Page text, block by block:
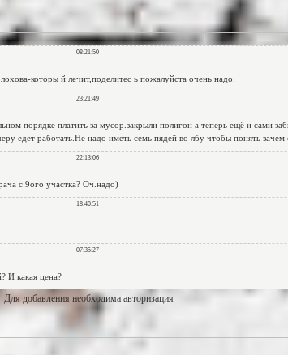
Для добавления необходима авторизация